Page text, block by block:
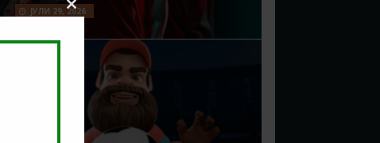
ЈУЛИ 29, 2026
Close
module